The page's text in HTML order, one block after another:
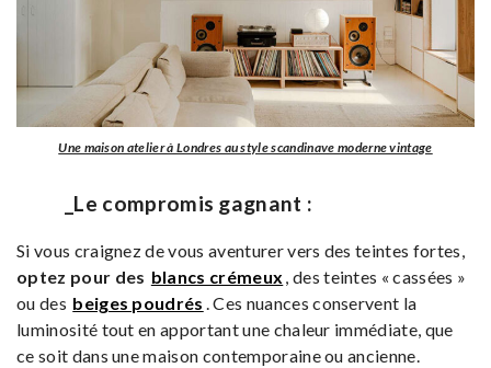
Une maison atelier à Londres au style scandinave moderne vintage
_Le compromis gagnant :
Si vous craignez de vous aventurer vers des teintes fortes,
optez pour des blancs crémeux , des teintes « cassées »
ou des beiges poudrés . Ces nuances conservent la
luminosité tout en apportant une chaleur immédiate, que
ce soit dans une maison contemporaine ou ancienne.